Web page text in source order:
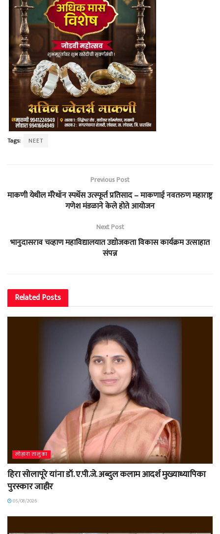
Tags: NEET
Previous Post
माकणी येथील मॅरेथॉन स्पर्धेस उत्स्फूर्त प्रतिसाद – माकणाई नवतरुण महाराष्ट्र
गणेश मंडळाने केले होते आयोजन
Next Post
भानुदासराव चव्हाण महाविद्यालयात उद्योजकता विकास कार्यक्रम उत्साहात
संपन्न
RelatedPosts
लोहारा तालुका
हिरा सोलापूरे यांना डॉ. ए.पी.जे. अब्दुल कलाम आदर्श मुख्याध्यापिका
पुरस्कार जाहीर
05/08/2026